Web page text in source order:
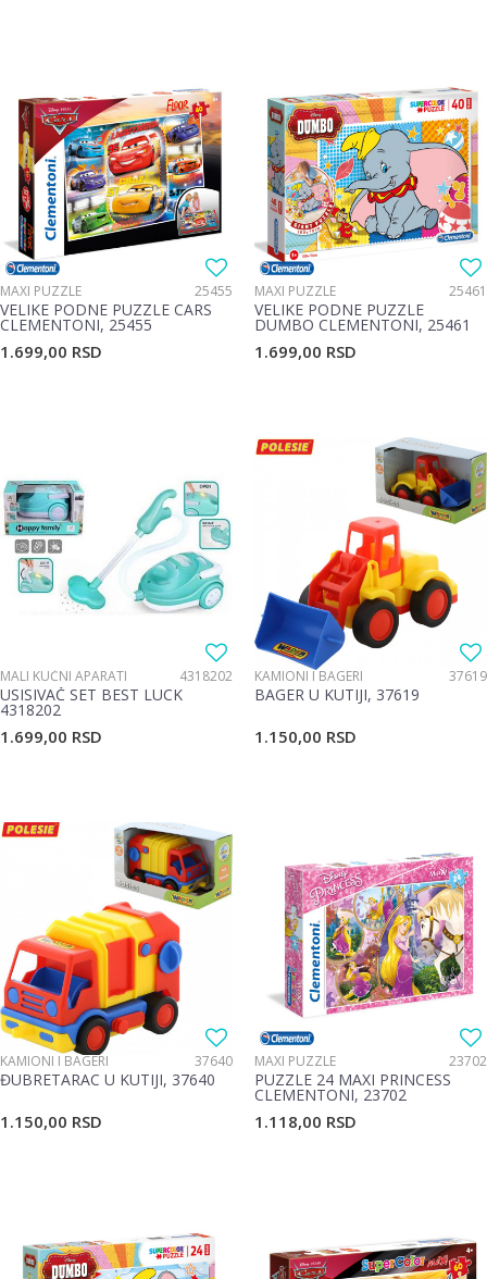
MAXI PUZZLE 25455
VELIKE PODNE PUZZLE CARS
CLEMENTONI, 25455
1.699,00 RSD
MAXI PUZZLE 25461
VELIKE PODNE PUZZLE
DUMBO CLEMENTONI, 25461
1.699,00 RSD
MALI KUĆNI APARATI 4318202
USISIVAČ SET BEST LUCK
4318202
1.699,00 RSD
KAMIONI I BAGERI 37619
BAGER U KUTIJI, 37619
1.150,00 RSD
KAMIONI I BAGERI 37640
ĐUBRETARAC U KUTIJI, 37640
1.150,00 RSD
MAXI PUZZLE 23702
PUZZLE 24 MAXI PRINCESS
CLEMENTONI, 23702
1.118,00 RSD